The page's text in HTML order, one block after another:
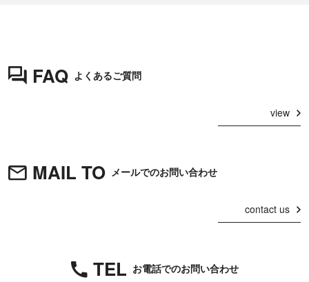
FAQ よくあるご質問
view
MAIL TO メールでのお問い合わせ
contact us
TEL お電話でのお問い合わせ